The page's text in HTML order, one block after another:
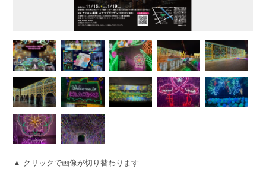
▲ クリックで画像が切り替わります